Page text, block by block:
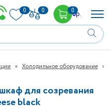
0 0 00р.
Холодильное оборудование
для созревания
black